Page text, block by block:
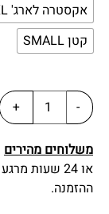
אקסטרה לארג' XL
קטן SMALL
-
+
משלוחים מהירים
ההזמנה.